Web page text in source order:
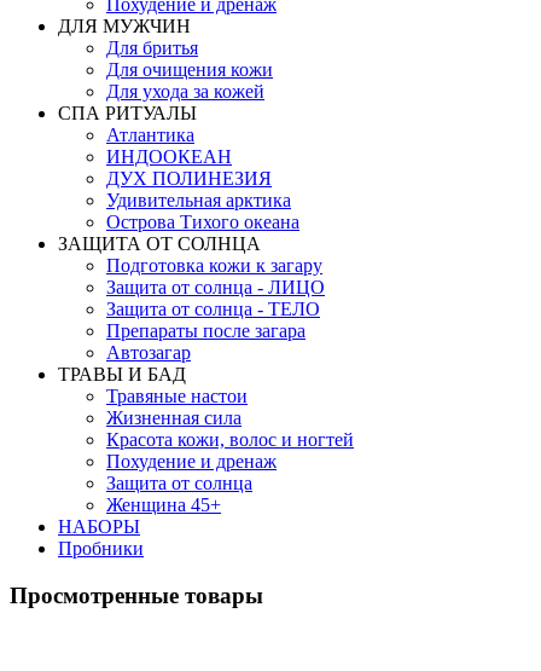
Похудение и дренаж
ДЛЯ МУЖЧИН
Для бритья
Для очищения кожи
Для ухода за кожей
СПА РИТУАЛЫ
Атлантика
ИНДООКЕАН
ДУХ ПОЛИНЕЗИЯ
Удивительная арктика
Острова Тихого океана
ЗАЩИТА ОТ СОЛНЦА
Подготовка кожи к загару
Защита от солнца - ЛИЦО
Защита от солнца - ТЕЛО
Препараты после загара
Автозагар
ТРАВЫ И БАД
Травяные настои
Жизненная сила
Красота кожи, волос и ногтей
Похудение и дренаж
Защита от солнца
Женщина 45+
НАБОРЫ
Пробники
Просмотренные товары